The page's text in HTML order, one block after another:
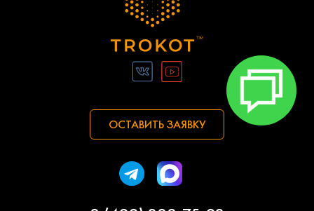
ОСТАВИТЬ ЗАЯВКУ